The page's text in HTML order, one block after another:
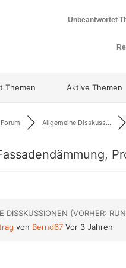
Unbeantwortet
Themen Aktive Themen
Allgemeine Disskuss...
DISSKUSSIONEN (VORHER:
von Bernd67 Vor 3 Jahren